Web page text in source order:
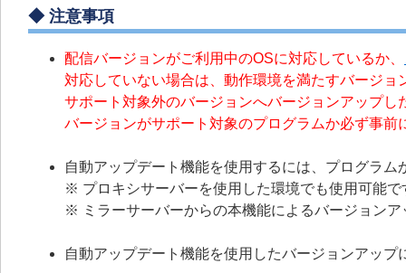
◆ 注意事項
配信バージョンがご利用中のOSに対応しているか、
対応していない場合は、動作環境を満たすバージ
サポート対象外のバージョンへバージョンアップ
バージョンがサポート対象のプログラムか必ず事前
自動アップデート機能を使用するには、プログラ
※ プロキシサーバーを使用した環境でも使用可能で
※ ミラーサーバーからの本機能によるバージョンア
自動アップデート機能を使用したバージョンアッ